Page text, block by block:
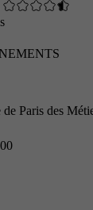
Paris des